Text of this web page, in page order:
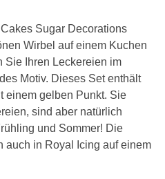
Sugar Decorations
Wirbel auf einem Kuchen
Sie Ihren Leckereien im
Motiv. Dieses Set enthält
einem gelben Punkt. Sie
sind aber natürlich
und Sommer! Die
auch in Royal Icing auf einem